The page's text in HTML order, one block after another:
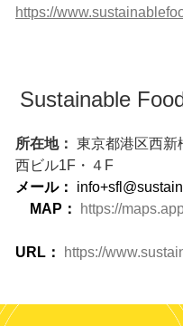
https://
Sustainable
所在地： 東京都港区西
西ビル1F・４F
メール：
MAP：
https://
URL： https://